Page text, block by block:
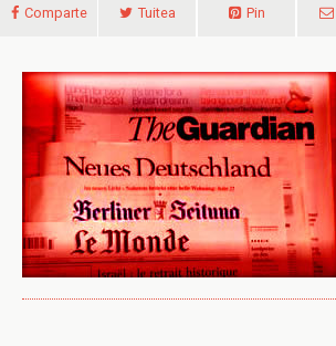
Comparte Tuitea Pin